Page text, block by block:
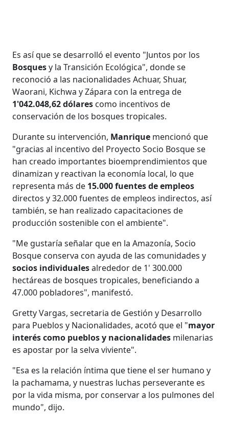
Es así que se desarrolló el evento "Juntos por los
Bosquesy la Transición Ecológica", donde se
reconoció a las nacionalidades Achuar, Shuar,
Waorani, Kichwa y Zápara con la entrega de
1'042.048,62 dólares como incentivos de
conservación de los bosques tropicales.
Durante su intervención, Manrique mencionó que
"gracias al incentivo del Proyecto Socio Bosque se
han creado importantes bioemprendimientos que
dinamizan y reactivan la economía local, lo que
representa más de 15.000 fuentes de empleos
directos y 32.000 fuentes de empleos indirectos, así
también, se han realizado capacitaciones de
producción sostenible con el ambiente".
"Me gustaría señalar que en la Amazonía, Socio
Bosque conserva con ayuda de las comunidades y
socios individualesalrededor de 1' 300.000
hectáreas de bosques tropicales, beneficiando a
47.000 pobladores", manifestó.
Gretty Vargas, secretaria de Gestión y Desarrollo
para Pueblos y Nacionalidades, acotó que el "mayor
interés como pueblos y nacionalidades milenarias
es apostar por la selva viviente".
"Esa es la relación íntima que tiene el ser humano y
la pachamama, y nuestras luchas perseverante es
por la vida misma, por conservar a los pulmones del
mundo", dijo.